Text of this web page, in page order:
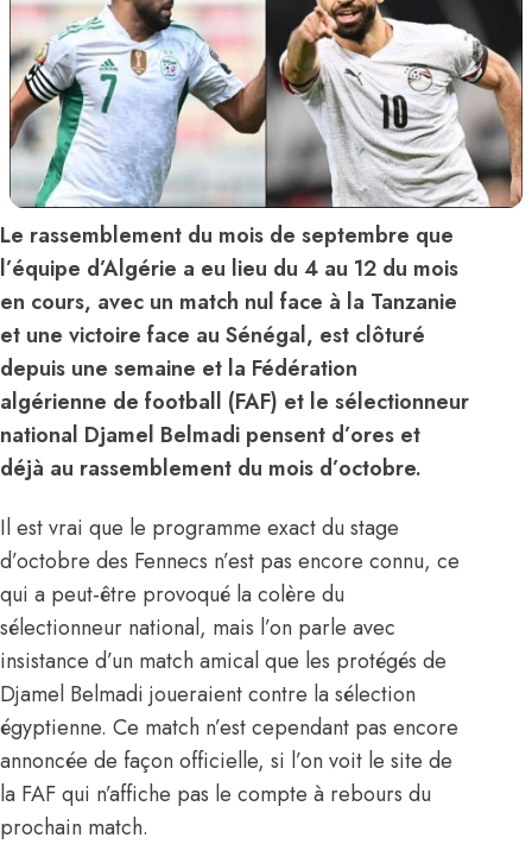
Le rassemblement du mois de septembre que
l’équipe d’Algérie a eu lieu du 4 au 12 du mois
en cours, avec un match nul face à la Tanzanie
et une victoire face au Sénégal, est clôturé
depuis une semaine et la Fédération
algérienne de football (FAF) et le sélectionneur
national Djamel Belmadi pensent d’ores et
déjà au rassemblement du mois d’octobre.
Il est vrai que le programme exact du stage
d’octobre des Fennecs n’est pas encore connu, ce
qui a peut-être provoqué la colère du
sélectionneur national, mais l’on parle avec
insistance d’un match amical que les protégés de
Djamel Belmadi joueraient contre la sélection
égyptienne. Ce match n’est cependant pas encore
annoncée de façon officielle, si l’on voit le site de
la FAF qui n’affiche pas le compte à rebours du
prochain match.